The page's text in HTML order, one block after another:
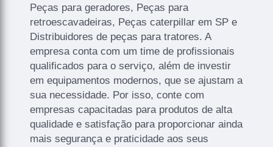
Peças para geradores, Peças para
retroescavadeiras, Peças caterpillar em SP e
Distribuidores de peças para tratores. A
empresa conta com um time de profissionais
qualificados para o serviço, além de investir
em equipamentos modernos, que se ajustam a
sua necessidade. Por isso, conte com
empresas capacitadas para produtos de alta
qualidade e satisfação para proporcionar ainda
mais segurança e praticidade aos seus